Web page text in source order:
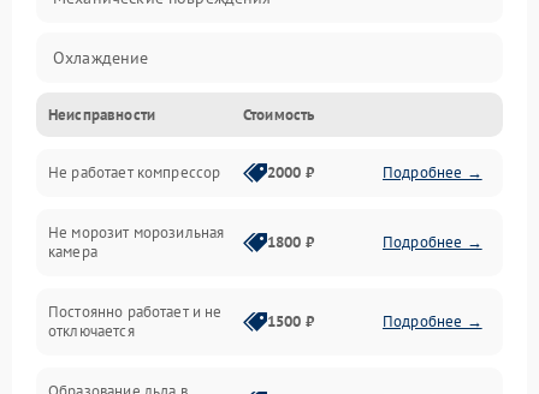
Охлаждение
Механика
Электропитание
Дренаж
Неисправности Стоимость
Не работает компрессор 2000 ₽ Подробнее →
Не морозит морозильная
камера
1800 ₽ Подробнее →
Постоянно работает и не
отключается
1500 ₽ Подробнее →